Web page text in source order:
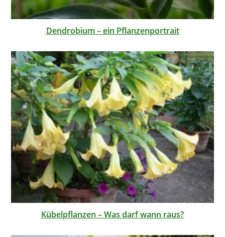
Dendrobium – ein Pflanzenportrait
Kübelpflanzen – Was darf wann raus?